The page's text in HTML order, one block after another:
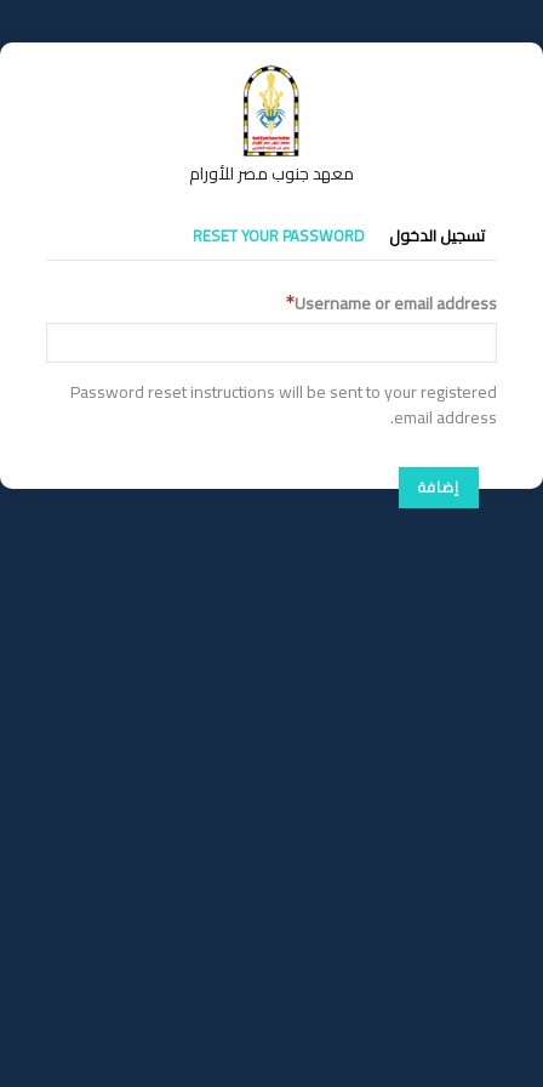
إلى
المحتوى
معهد جنوب مصر للأورام
التبويبات
الأساسية
تسجيل الدخول RESET YOUR PASSWORD
Username or email address
Password reset instructions will be sent to your registered
email address.